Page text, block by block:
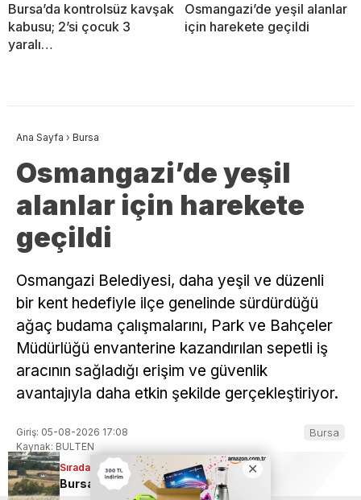
Sıradaki Haber
Sıradaki Haber
Bursa’da kontrolsüz kavşak
kabusu; 2’si çocuk 3
yaralı…
Osmangazi’de yeşil alanlar
için harekete geçildi
Ana Sayfa › Bursa
Osmangazi’de yeşil
alanlar için harekete
geçildi
Osmangazi Belediyesi, daha yeşil ve düzenli
bir kent hedefiyle ilçe genelinde sürdürdüğü
ağaç budama çalışmalarını, Park ve Bahçeler
Müdürlüğü envanterine kazandırılan sepetli iş
aracının sağladığı erişim ve güvenlik
avantajıyla daha etkin şekilde gerçekleştiriyor.
Giriş: 05-08-2026 17:08
Kaynak: BULTEN
Bursa